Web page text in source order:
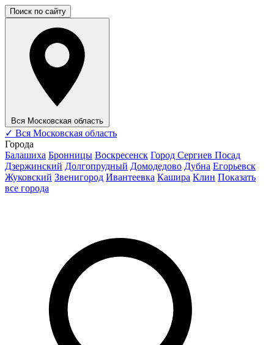
Поиск по сайту
Вся Московская область
✓ Вся Московская область
Города
Балашиха Бронницы Воскресенск Город Сергиев Посад
Дзержинский Долгопрудный Домодедово Дубна Егорьевск
Жуковский Звенигород Ивантеевка Кашира Клин Показать
все города